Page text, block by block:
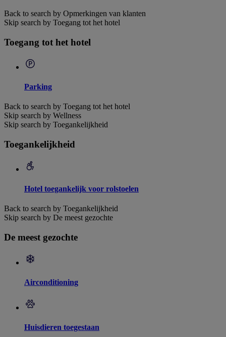
Back to search by Opmerkingen van klanten
Skip search by Toegang tot het hotel
Toegang tot het hotel
Parking
Back to search by Toegang tot het hotel
Skip search by Wellness
Skip search by Toegankelijkheid
Toegankelijkheid
Hotel toegankelijk voor rolstoelen
Back to search by Toegankelijkheid
Skip search by De meest gezochte
De meest gezochte
Airconditioning
Huisdieren toegestaan